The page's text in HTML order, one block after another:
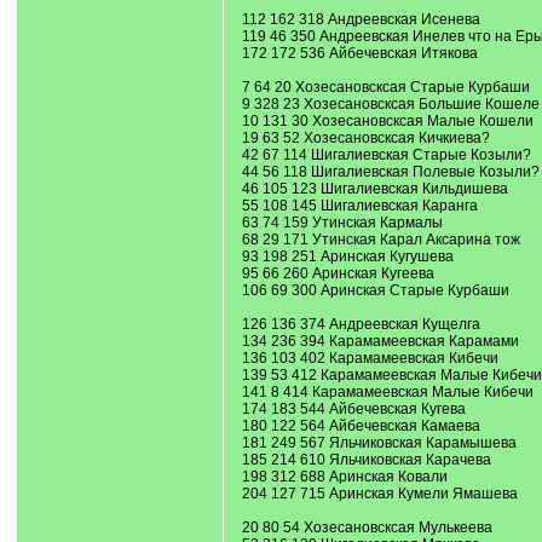
112 162 318 Андреевская Исенева
119 46 350 Андреевская Инелев что на
172 172 536 Айбечевская Итякова
7 64 20 Хозесановсксая Старые Курбаши
9 328 23 Хозесановсксая Большие Кошеле
10 131 30 Хозесановсксая Малые Кошели
19 63 52 Хозесановсксая Кичкиева?
42 67 114 Шигалиевская Старые Козыли?
44 56 118 Шигалиевская Полевые Козыли?
46 105 123 Шигалиевская Кильдишева
55 108 145 Шигалиевская Каранга
63 74 159 Утинская Кармалы
68 29 171 Утинская Карал Аксарина тож
93 198 251 Аринская Кугушева
95 66 260 Аринская Кугеева
106 69 300 Аринская Старые Курбаши
126 136 374 Андреевская Кущелга
134 236 394 Карамамеевская Карамами
136 103 402 Карамамеевская Кибечи
139 53 412 Карамамеевская Малые Кибечи
141 8 414 Карамамеевская Малые Кибечи
174 183 544 Айбечевская Кугева
180 122 564 Айбечевская Камаева
181 249 567 Яльчиковская Карамышева
185 214 610 Яльчиковская Карачева
198 312 688 Аринская Ковали
204 127 715 Аринская Кумели Ямашева
20 80 54 Хозесановсксая Мулькеева